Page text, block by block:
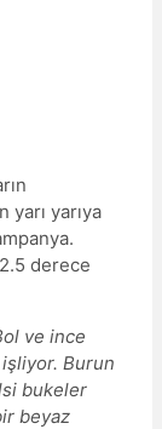
yarıya
derece
ve ince
Burun
bukeler
beyaz